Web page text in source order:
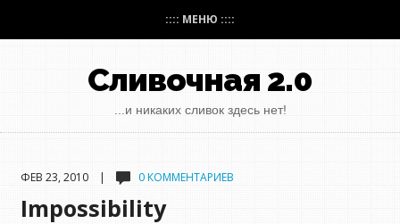
:::: МЕНЮ ::::
Сливочная 2.0
...и никаких сливок здесь нет!
ФЕВ 23, 2010 | 0 КОММЕНТАРИЕВ
Impossibility